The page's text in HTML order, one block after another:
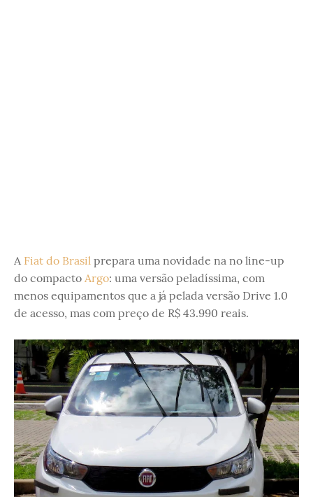
A Fiat do Brasil prepara uma novidade na no line-up
do compacto Argo: uma versão peladíssima, com
menos equipamentos que a já pelada versão Drive 1.0
de acesso, mas com preço de R$ 43.990 reais.